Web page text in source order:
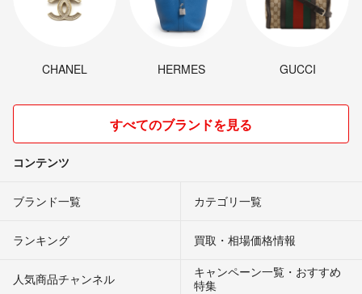
CHANEL HERMES GUCCI
すべてのブランドを見る
コンテンツ
ブランド一覧 カテゴリ一覧
ランキング 買取・相場価格情報
人気商品チャンネル
キャンペーン一覧・おすすめ
特集